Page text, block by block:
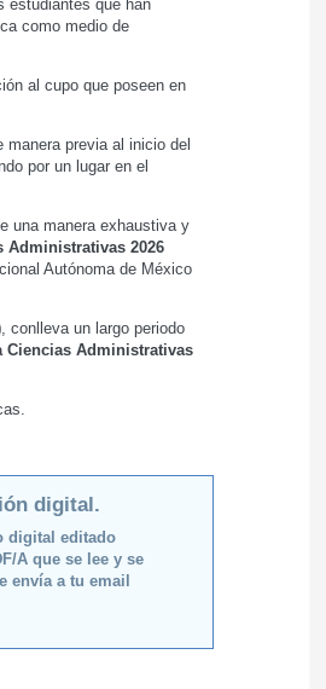
estudiantes que han
como medio de
al cupo que poseen en
previa al inicio del
por un lugar en el
una manera exhaustiva y
Administrativas 2026
Autónoma de México
, conlleva un largo periodo
Ciencias Administrativas
digital.
digital editado
A que se lee y se
envía a tu email